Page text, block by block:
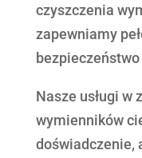
czyszczenia
zapewniamy
bezpieczeństwo
Nasze usługi w
wymienników
doświadczenie,